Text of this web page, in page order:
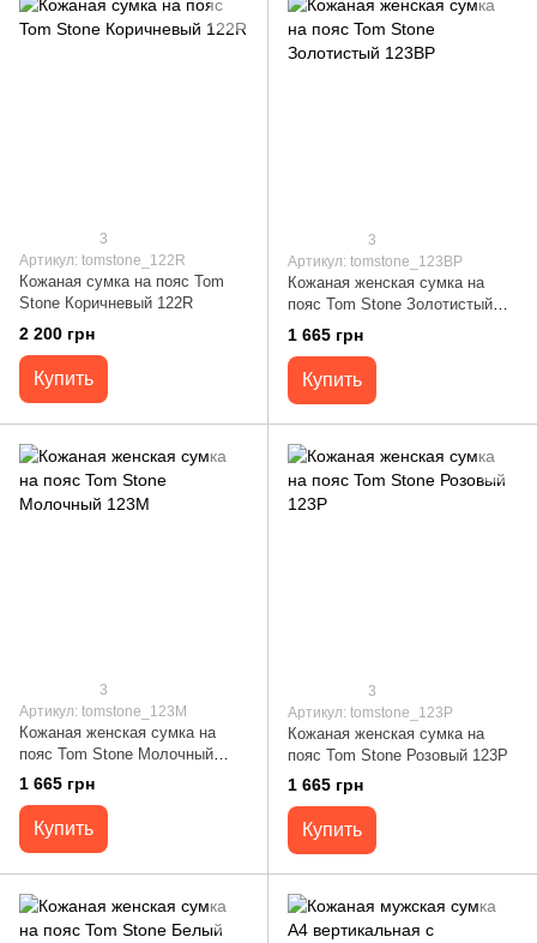
3
Артикул: tomstone_122R
Кожаная сумка на пояс Tom
Stone Коричневый 122R
2 200 грн
Купить
3
Артикул: tomstone_123BP
Кожаная женская сумка на
пояс Tom Stone Золотистый
123BP
1 665 грн
Купить
3
Артикул: tomstone_123M
Кожаная женская сумка на
пояс Tom Stone Молочный
123M
1 665 грн
Купить
3
Артикул: tomstone_123P
Кожаная женская сумка на
пояс Tom Stone Розовый 123P
1 665 грн
Купить